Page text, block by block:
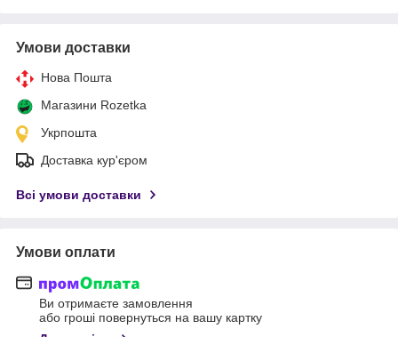
Умови доставки
Нова Пошта
Магазини Rozetka
Укрпошта
Доставка кур'єром
Всі умови доставки
Умови оплати
Ви отримаєте замовлення
або гроші повернуться на вашу картку